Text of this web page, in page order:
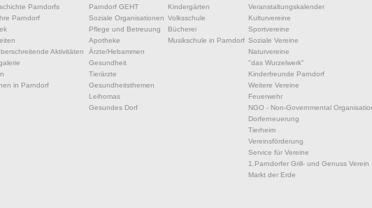
Parndorfs
Parndorf
Aktivitäten
in Parndorf
Parndorf GEHT
Soziale Organisationen
Pflege und Betreuung
Apotheke
Ärzte/Hebammen
Gesundheit
Tierärzte
Gesundheitsthemen
Leihomas
Gesundes Dorf
Kindergärten
Volksschule
Bücherei
Musikschule in Parndorf
Veranstaltungskalender
Kulturvereine
Sportvereine
Soziale Vereine
Naturvereine
"das Wurzelwerk"
Kinderfreunde Parndorf
Weitere Vereine
Feuerwehr
NGO - Non-Governmental
Dorferneuerung
Tierheim
Vereinsförderung
Service für Vereine
1.Parndorfer Grill- und Genuss Verein
Markt der Erde